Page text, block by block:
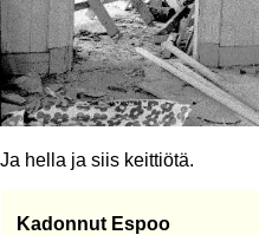
Ja hella ja siis keittiötä.
Kadonnut Espoo